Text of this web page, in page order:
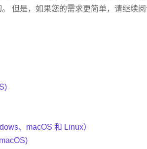
但是，如果您的需求更简单，请继续
、macOS 和 Linux）